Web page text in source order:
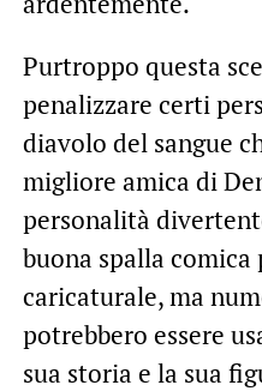
Purtroppo questa
penalizzare certi
diavolo del sangue
migliore amica di
personalità
buona spalla
caricaturale, ma
potrebbero essere
sua storia e la sua